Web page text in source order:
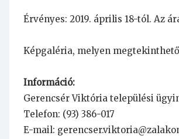
Érvényes: 2019. április 18-tól. Az
Képgaléria, melyen
Információ:
Gerencsér Viktória települési
Telefon: (93) 386-017
E-mail: